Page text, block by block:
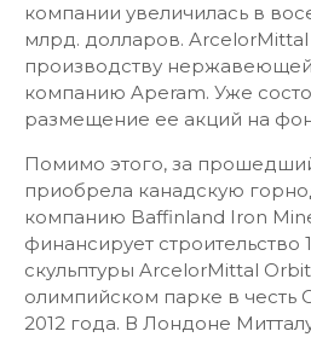
компании увеличилась в
млрд. долларов.
производству
компанию Aperam. Уже
размещение ее акций на
Помимо этого, за
приобрела канадскую
компанию Baffinland Iron
финансирует строительство
скульптуры ArcelorMittal
олимпийском парке в честь
2012 года. В Лондоне